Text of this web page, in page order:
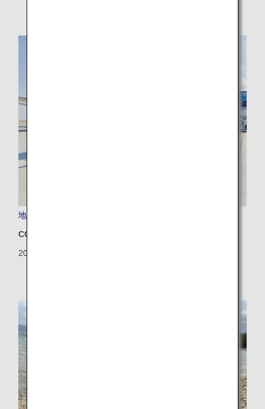
地上でも脱炭素！空港で働く車をEV化
CO2排出量削減
2026/06/05